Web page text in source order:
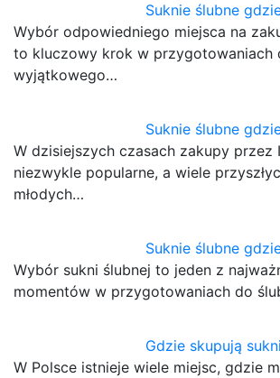
Suknie ślubne
Wybór odpowiedniego miejsca na
to kluczowy krok w przygotowaniach
wyjątkowego…
Suknie ślubne
W dzisiejszych czasach zakupy przez
niezwykle popularne, a wiele
młodych…
Suknie ślubne
Wybór sukni ślubnej to jeden z
momentów w przygotowaniach do
Gdzie skupują
W Polsce istnieje wiele miejsc, gdzie